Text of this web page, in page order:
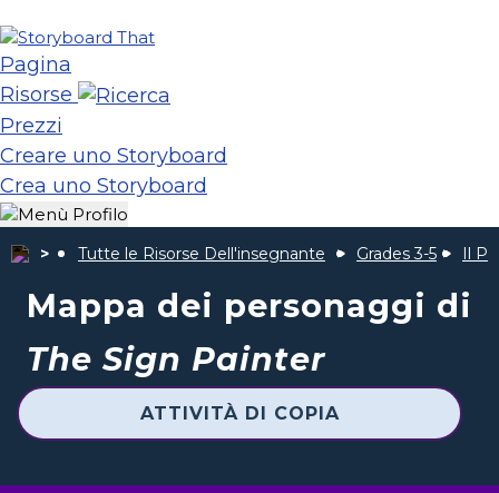
Pagina
Risorse
Prezzi
Creare uno Storyboard
Crea uno Storyboard
Tutte le Risorse Dell'insegnante Grades 3-5 Il
Mappa dei personaggi di
The Sign Painter
ATTIVITÀ DI COPIA